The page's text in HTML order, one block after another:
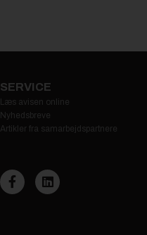
SERVICE
Læs avisen online
Nyhedsbreve
Artikler fra samarbejdspartnere